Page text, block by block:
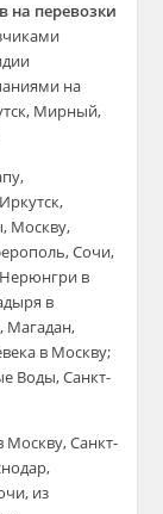
на перевозки
на
Мирный,
Москву,
Сочи,
в
в
Магадан,
в Москву;
Воды, Санкт-
Санкт-
из